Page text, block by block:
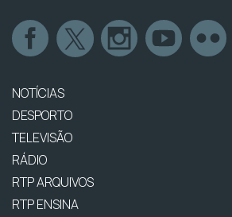
NOTÍCIAS
DESPORTO
TELEVISÃO
RÁDIO
RTP ARQUIVOS
RTP ENSINA